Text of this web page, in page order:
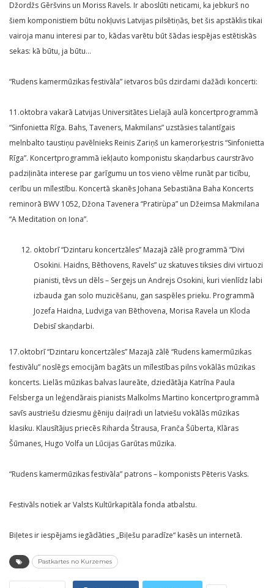
Džordžs Gēršvins un Moriss Ravels. Ir aboslūti neticami, ka jebkurš no
šiem komponistiem būtu nokļuvis Latvijas pilsētiņās, bet šis apstāklis tikai
vairoja manu interesi par to, kādas varētu būt šādas iespējas estētiskās
sekas: kā būtu, ja būtu…
“Rudens kamermūzikas festivāla” ietvaros būs dzirdami dažādi koncerti:
11.oktobra vakarā Latvijas Universitātes Lielajā aulā koncertprogrammā
“Sinfonietta Rīga. Bahs, Taveners, Makmilans” uzstāsies talantīgais
melnbalto taustiņu pavēlnieks Reinis Zariņš un kamerorķestris “Sinfonietta
Rīga”. Koncertprogrammā iekļauto komponistu skaņdarbus caurstrāvo
padziļināta interese par garīgumu un tos vieno vēlme runāt par ticību,
cerību un mīlestību. Koncertā skanēs Johana Sebastiāna Baha Koncerts
reminorā BWV 1052, Džona Tavenera “Pratirùpa” un Džeimsa Makmilana
“A Meditation on Iona”.
oktobrī “Dzintaru koncertzāles” Mazajā zālē programmā ”Divi
Osokini. Haidns, Bēthovens, Ravels” uz skatuves tiksies divi virtuozi
pianisti, tēvs un dēls – Sergejs un Andrejs Osokini, kuri vienlīdz labi
izbauda gan solo muzicēšanu, gan saspēles prieku. Programmā
Jozefa Haidna, Ludviga van Bēthovena, Morisa Ravela un Kloda
Debisī skaņdarbi.
17.oktobrī “Dzintaru koncertzāles” Mazajā zālē “Rudens kamermūzikas
festivālu” noslēgs emocijām bagāts un mīlestības pilns vokālās mūzikas
koncerts. Lielās mūzikas balvas laureāte, dziedātāja Katrīna Paula
Felsberga un leģendārais pianists Malkolms Martino koncertprogrammā
savīs austriešu dziesmu ģēniju daiļradi un latviešu vokālās mūzikas
klasiku. Klausītājus priecēs Riharda Štrausa, Franča Šūberta, Klāras
Šūmanes, Hugo Volfa un Lūcijas Garūtas mūzika.
“Rudens kamermūzikas festivāla” patrons – komponists Pēteris Vasks.
Festivāls notiek ar Valsts Kultūrkapitāla fonda atbalstu.
Biļetes ir iespējams iegādāties „Biļešu paradīze“ kasēs un internetā.
Pastkartes no Kurzemes